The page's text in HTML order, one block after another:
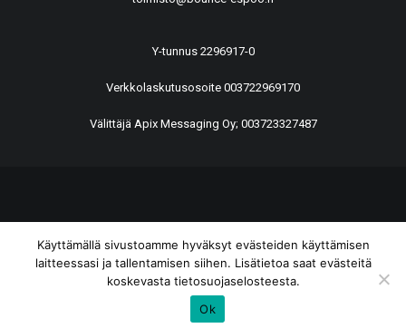
Y-tunnus 2296917-0
Verkkolaskutusosoite 003722969170
Välittäjä Apix Messaging Oy; 003723327487
Käyttämällä sivustoamme hyväksyt evästeiden käyttämisen
laitteessasi ja tallentamisen siihen. Lisätietoa saat evästeitä
koskevasta tietosuojaselosteesta.
Ok